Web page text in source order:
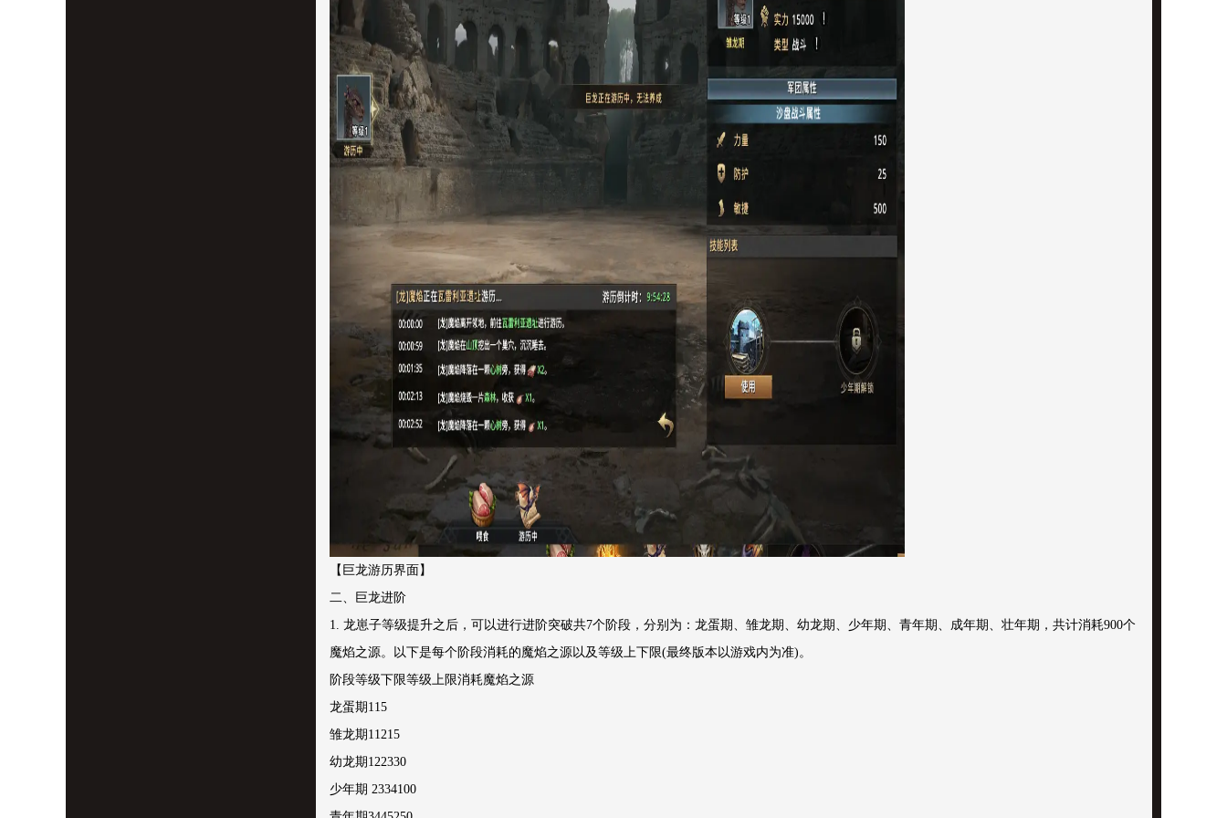
【巨龙游历界面】
二、巨龙进阶
1. 龙崽子等级提升之后，可以进行进阶突破共7个阶段，分别为：龙蛋期、雏龙期、幼龙期、少年期、青年期、成年期、壮年期，共计消耗900个
魔焰之源。以下是每个阶段消耗的魔焰之源以及等级上下限(最终版本以游戏内为准)。
阶段等级下限等级上限消耗魔焰之源
龙蛋期115
雏龙期11215
幼龙期122330
少年期 2334100